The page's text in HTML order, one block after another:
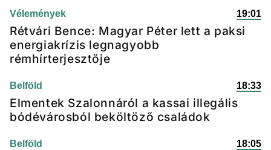
Vélemények 19:01
Rétvári Bence: Magyar Péter lett a paksi
energiakrízis legnagyobb
rémhírterjesztője
Belföld 18:33
Elmentek Szalonnáról a kassai illegális
bódévárosból beköltöző családok
Belföld 18:05